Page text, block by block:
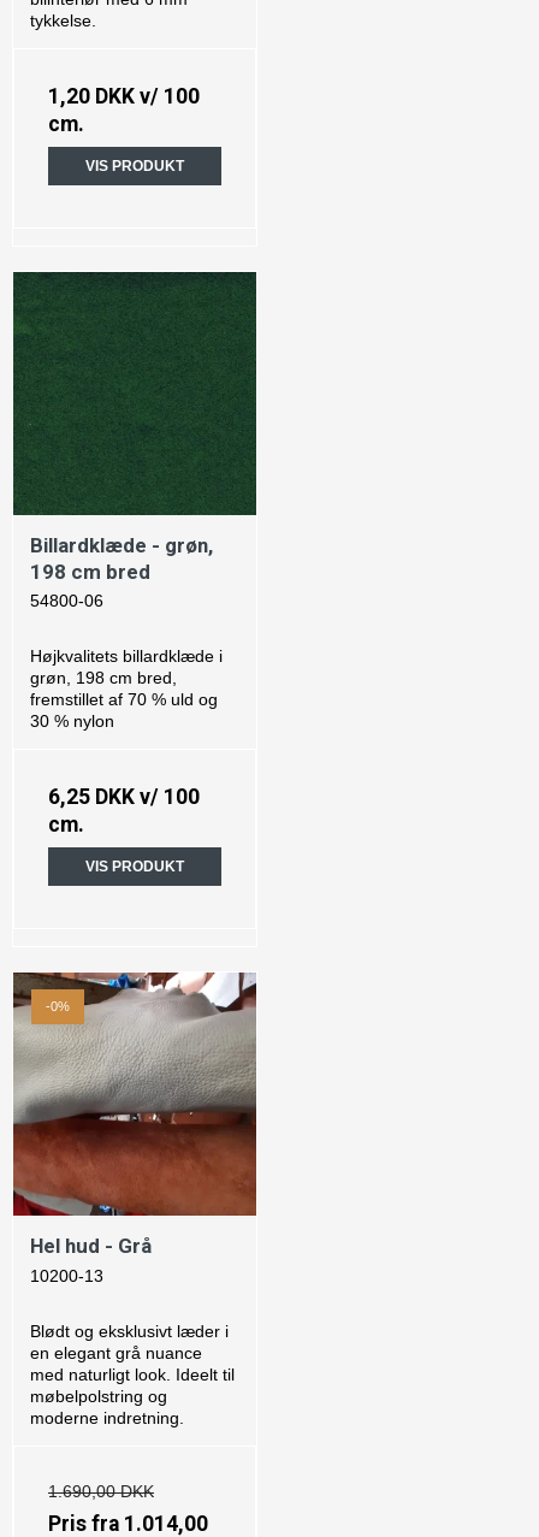
tykkelse.
1,20 DKK v/ 100
cm.
VIS PRODUKT
Billardklæde - grøn,
198 cm bred
54800-06
Højkvalitets billardklæde i
grøn, 198 cm bred,
fremstillet af 70 % uld og
30 % nylon
6,25 DKK v/ 100
cm.
VIS PRODUKT
-0%
Hel hud - Grå
10200-13
Blødt og eksklusivt læder i
en elegant grå nuance
med naturligt look. Ideelt til
møbelpolstring og
moderne indretning.
1.690,00 DKK
Pris fra 1.014,00